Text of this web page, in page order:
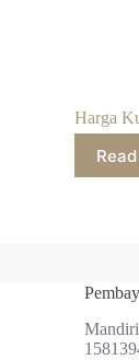
Harga